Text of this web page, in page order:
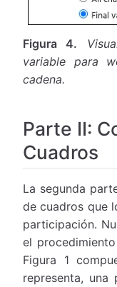
Figura 4.
variable para
cadena.
Parte II:
Cuadros
La segunda
de cuadros que
participación.
el
Figura 1
representa, una